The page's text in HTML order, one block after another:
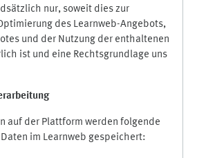
nur, soweit dies zur
des Learnweb-Angebots,
und der Nutzung der enthaltenen
ist und eine Rechtsgrundlage uns
auf der Plattform werden folgende
im Learnweb gespeichert: